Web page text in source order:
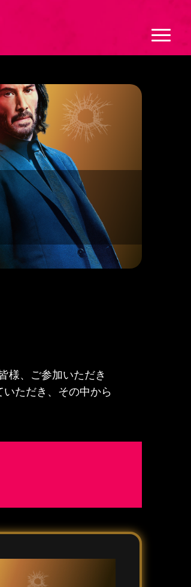
様、ご参加いただき
ただき、その中から